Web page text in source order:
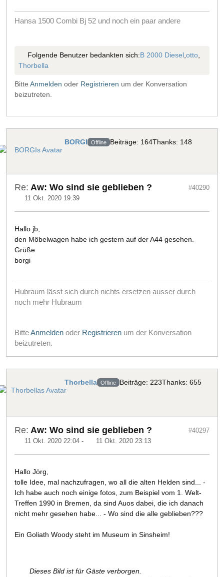
Hansa 1500 Combi Bj 52 und noch ein paar andere
Folgende Benutzer bedankten sich:B 2000 Diesel, otto,
Thorbella
Bitte Anmelden oder Registrieren um der Konversation
beizutreten.
BORGI Offline Beiträge: 164Thanks: 148
Re: Aw: Wo sind sie geblieben ?
11 Okt. 2020 19:39
#40290
Hallo jb,
den Möbelwagen habe ich gestern auf der A44 gesehen.
Grüße
borgi
Hubraum lässt sich durch nichts ersetzen ausser durch
noch mehr Hubraum
BitteAnmelden oder Registrieren um der Konversation
beizutreten.
Thorbella Offline Beiträge: 223Thanks: 655
Re: Aw: Wo sind sie geblieben ?
11 Okt. 2020 22:04 - 11 Okt. 2020 23:13
#40297
Hallo Jörg,
tolle Idee, mal nachzufragen, wo all die alten Helden sind... -
Ich habe auch noch einige fotos, zum Beispiel vom 1. Welt-
Treffen 1990 in Bremen, da sind Auos dabei, die ich danach
nicht mehr gesehen habe... - Wo sind die alle geblieben???
Ein Goliath Woody steht im Museum in Sinsheim!
Dieses Bild ist für Gäste verborgen.